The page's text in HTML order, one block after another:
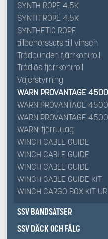
SYNTH ROPE 4.5K
SYNTH ROPE 4.5K
SYNTHETIC ROPE
tillbehörssats till vinsch
Trådbunden fjärrkontroll
Trådlös fjärrkontroll
Vajerstyrning
WARN PROVANTAGE 4500
WARN PROVANTAGE
WARN PROVANTAGE
WARN-fjärruttag
WINCH CABLE GUIDE
WINCH CABLE GUIDE
WINCH CABLE GUIDE
WINCH CABLE GUIDE KIT
WINCH CARGO BOX KIT UR
SSV BANDSATSER
SSV DÄCK OCH FÄLG